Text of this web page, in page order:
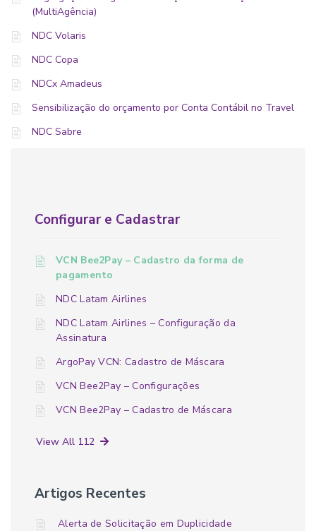
(MultiAgência)
NDC Volaris
NDC Copa
NDCx Amadeus
Sensibilização do orçamento por Conta Contábil no Travel
NDC Sabre
Configurar e Cadastrar
VCN Bee2Pay – Cadastro da forma de
pagamento
NDC Latam Airlines
NDC Latam Airlines – Configuração da
Assinatura
ArgoPay VCN: Cadastro de Máscara
VCN Bee2Pay – Configurações
VCN Bee2Pay – Cadastro de Máscara
View All 112
Artigos Recentes
Alerta de Solicitação em Duplicidade